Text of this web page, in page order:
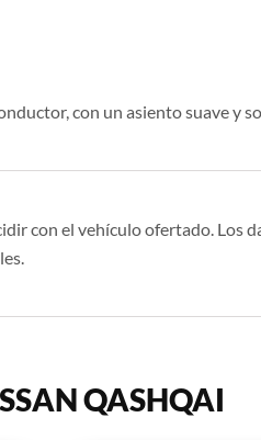
con un asiento suave y
con el vehículo ofertado.
QASHQAI